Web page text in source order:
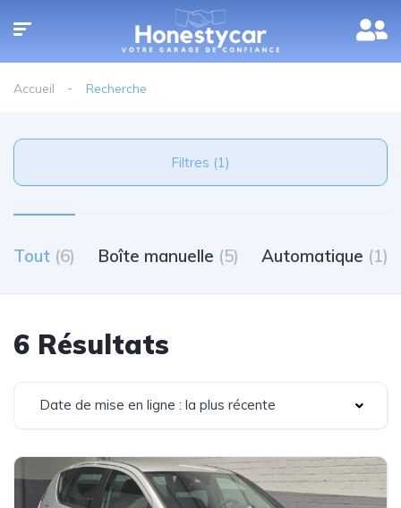
Accueil Recherche
Filtres (1)
Tout (6) Boîte manuelle (5) Automatique (1)
6 Résultats
Date de mise en ligne : la plus récente